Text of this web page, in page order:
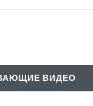
ВИДЕО